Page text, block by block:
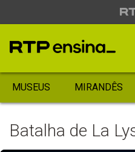
MUSEUS MIRANDÊS
Batalha de La